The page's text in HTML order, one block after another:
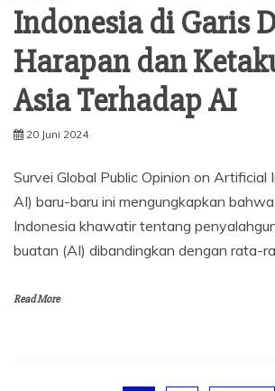
Indonesia di Garis
Harapan dan
Asia Terhadap AI
20 Juni 2024
Survei Global Public Opinion on Artificial
AI) baru-baru ini mengungkapkan
Indonesia khawatir tentang
buatan (AI) dibandingkan dengan rata-
Read More